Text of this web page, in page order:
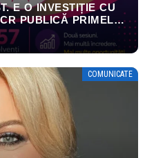
E O INVESTIȚIE CU
PUBLICĂ PRIMELE
PROGRAMULUI
COMUNICATE